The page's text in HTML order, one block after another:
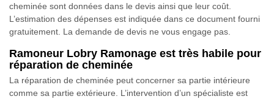
cheminée sont données dans le devis ainsi que leur coût.
L’estimation des dépenses est indiquée dans ce document fourni
gratuitement. La demande de devis ne vous engage pas.
Ramoneur Lobry Ramonage est très habile pour
réparation de cheminée
La réparation de cheminée peut concerner sa partie intérieure
comme sa partie extérieure. L’intervention d’un spécialiste est